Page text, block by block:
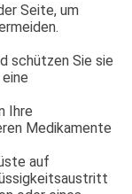
Seite, um
schützen Sie sie
Ihre
Medikamente
auf